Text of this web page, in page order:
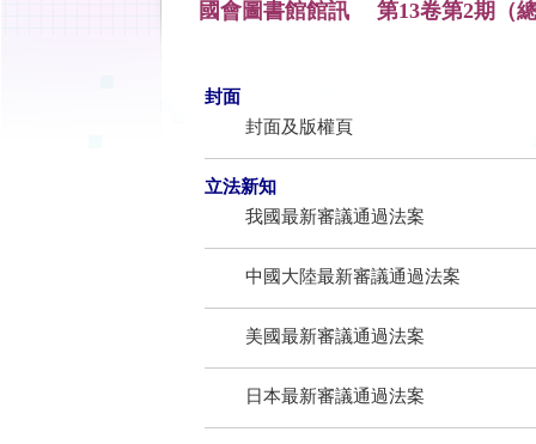
國會圖書館館訊 第13卷第2期（
封面
封面及版權頁
立法新知
我國最新審議通過法案
中國大陸最新審議通過法案
美國最新審議通過法案
日本最新審議通過法案